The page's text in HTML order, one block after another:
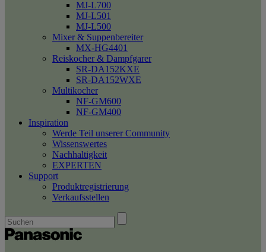
MJ-L700
MJ-L501
MJ-L500
Mixer & Suppenbereiter
MX-HG4401
Reiskocher & Dampfgarer
SR-DA152KXE
SR-DA152WXE
Multikocher
NF-GM600
NF-GM400
Inspiration
Werde Teil unserer Community
Wissenswertes
Nachhaltigkeit
EXPERTEN
Support
Produktregistrierung
Verkaufsstellen